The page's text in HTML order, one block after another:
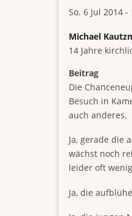
So. 6 Jul 2014 -
Michael
14 Jahre
Beitrag
Die
Besuch in
auch anderes.
Ja, gerade die
wächst noch
leider oft
Ja, die